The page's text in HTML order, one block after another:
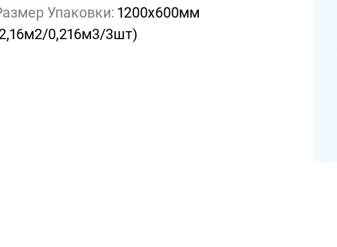
Упаковки: 1200х600мм
0,216м3/3шт)